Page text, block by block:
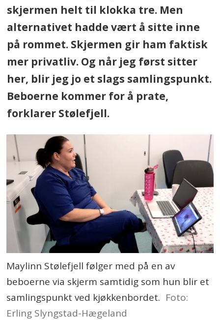
skjermen helt til klokka tre. Men
alternativet hadde vært å sitte inne
på rommet. Skjermen gir ham faktisk
mer privatliv. Og når jeg først sitter
her, blir jeg jo et slags samlingspunkt.
Beboerne kommer for å prate,
forklarer Stølefjell.
Maylinn Stølefjell følger med på en av
beboerne via skjerm samtidig som hun blir et
samlingspunkt ved kjøkkenbordet. Foto:
Erling Slyngstad-Hægeland